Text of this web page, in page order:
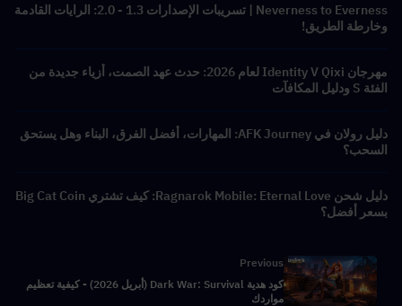
Neverness to Everness | تسريبات الإصدارات 1.3 - 2.0: الرايات القادمة
وخارطة الطريق!
مهرجان Identity V Qixi لعام 2026: حدث عهد الصمت، أزياء جديدة من
الفئة S ودليل المكافآت
دليل رولان في AFK Journey: المهارات، أفضل الفرق، البناء وهل يستحق
السحب؟
دليل شحن Ragnarok Mobile: Eternal Love: كيف تشتري Big Cat Coin
بسعر أفضل؟
Previous
كود هدية Dark War: Survival (أبريل 2026) - كيفية تعظيم
مواردك